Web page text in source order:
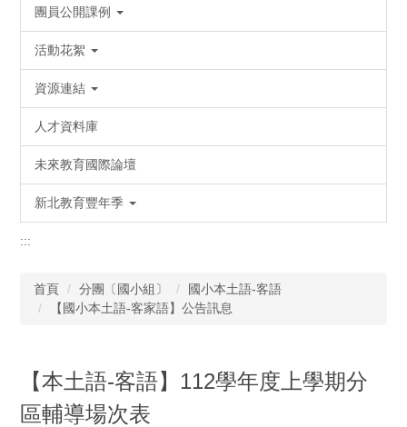
團員公開課例
活動花絮
資源連結
人才資料庫
未來教育國際論壇
新北教育豐年季
:::
首頁 分團〔國小組〕
國小本土語-客語
【國小本土語-客家語】公告訊息
【本土語-客語】112學年度上學期分
區輔導場次表